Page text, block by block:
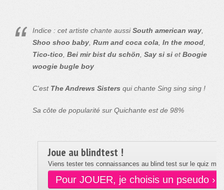
Indice : cet artiste chante aussiSouth american way
Shoo shoo baby Rum and coca cola In the mood
Tico-tico Bei mir bist du schön Say si si etBoogie
woogie bugle boy
C'est The Andrews Sisters qui chante Sing sing sing !
Sa côte de popularité sur Quichante est de 98%
Joue au blindtest !
Viens tester tes connaissances au blind test sur le quiz
Pour JOUER, je choisis un pseudo ›